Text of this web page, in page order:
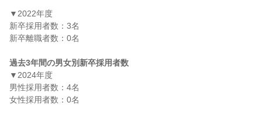
▼2022年度
新卒採用者数：3名
新卒離職者数：0名
過去3年間の男女別新卒採用者数
▼2024年度
男性採用者数：4名
女性採用者数：0名